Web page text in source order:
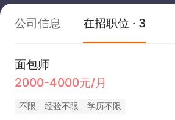
公司信息 在招职位 · 3
面包师
2000-4000元/月
不限 经验不限 学历不限